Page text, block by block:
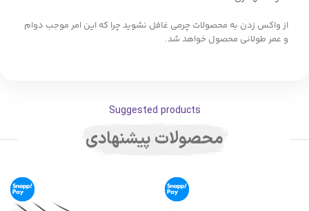
از واکس زدن به محصولات چرمی غافل نشوید چرا که این امر موجب دوام
و عمر طولانی محصول خواهد شد.
Suggested products
محصولات پیشنهادی